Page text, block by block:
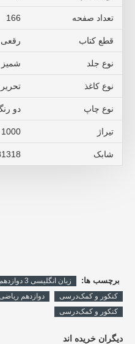
تعداد صفحه 166
قطع کتاب رقعی
نوع جلد شمیز
نوع کاغذ تحریر
نوع چاپ دو
تیراژ 1000
شابک
برچسب ها: زبان انگلیسی 3 دوازدهم موج 20 نشر الگو
کنکور و کمک‌درسی
دوازدهم
کنکور و کمک‌درسی
دیگران خریده اند